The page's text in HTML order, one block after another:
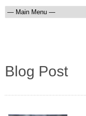
Blog Post